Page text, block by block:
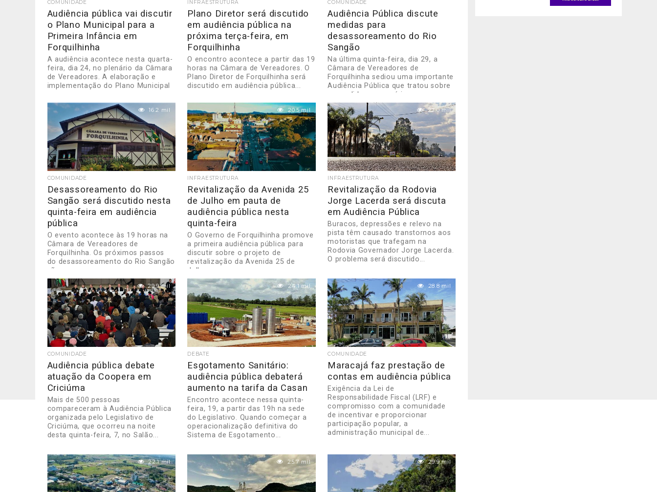
COMUNIDADE
Audiência pública vai discutir
o Plano Municipal para a
Primeira Infância em
Forquilhinha
A audiência acontece nesta quarta-
feira, dia 24, no plenário da Câmara
de Vereadores. A elaboração e
implementação do Plano Municipal
INFRAESTRUTURA
Plano Diretor será discutido
em audiência pública na
próxima terça-feira, em
Forquilhinha
O encontro acontece a partir das 19
horas na Câmara de Vereadores. O
Plano Diretor de Forquilhinha será
discutido em audiência pública...
COMUNIDADE
Audiência Pública discute
medidas para
desassoreamento do Rio
Sangão
Na última quinta-feira, dia 29, a
Câmara de Vereadores de
Forquilhinha sediou uma importante
Audiência Pública que tratou sobre
as medidas necessárias...
16.2 mil
COMUNIDADE
Desassoreamento do Rio
Sangão será discutido nesta
quinta-feira em audiência
pública
O evento acontece às 19 horas na
Câmara de Vereadores de
Forquilhinha. Os próximos passos
do desassoreamento do Rio Sangão
vão ser...
20.5 mil
INFRAESTRUTURA
Revitalização da Avenida 25
de Julho em pauta de
audiência pública nesta
quinta-feira
O Governo de Forquilhinha promove
a primeira audiência pública para
discutir sobre o projeto de
revitalização da Avenida 25 de
Julho e...
22.0 mil
INFRAESTRUTURA
Revitalização da Rodovia
Jorge Lacerda será discuta
em Audiência Pública
Buracos, depressões e relevo na
pista têm causado transtornos aos
motoristas que trafegam na
Rodovia Governador Jorge Lacerda.
O problema será discutido...
29.9 mil
COMUNIDADE
Audiência pública debate
atuação da Coopera em
Criciúma
Mais de 500 pessoas
compareceram à Audiência Pública
organizada pelo Legislativo de
Criciúma, que ocorreu na noite
desta quinta-feira, 7, no Salão...
24.1 mil
DEBATE
Esgotamento Sanitário:
audiência pública debaterá
aumento na tarifa da Casan
Encontro acontece nessa quinta-
feira, 19, a partir das 19h na sede
do Legislativo. Quando começar a
operacionalização definitiva do
Sistema de Esgotamento...
28.8 mil
COMUNIDADE
Maracajá faz prestação de
contas em audiência pública
Exigência da Lei de
Responsabilidade Fiscal (LRF) e
compromisso com a comunidade
de incentivar e proporcionar
participação popular, a
administração municipal de...
22.1 mil 25.7 mil 29.9 mil